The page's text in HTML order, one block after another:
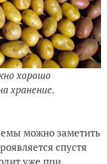
хорошо
хранение.
можно заметить
спустя